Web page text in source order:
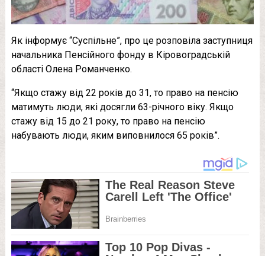
Як інформує “Суспільне”, про це розповіла заступниця
начальника Пенсійного фонду в Кіровоградській
області Олена Романченко.
“Якщо стажу від 22 років до 31, то право на пенсію
матимуть люди, які досягли 63-річного віку. Якщо
стажу від 15 до 21 року, то право на пенсію
набувають люди, яким виповнилося 65 років”.